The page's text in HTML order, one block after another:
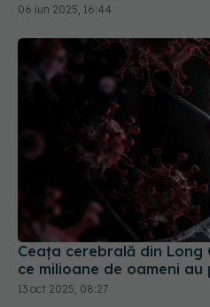
06 iun 2025, 16:44
Ceața cerebrală din Long
ce milioane de oameni
13 oct 2025, 08:27